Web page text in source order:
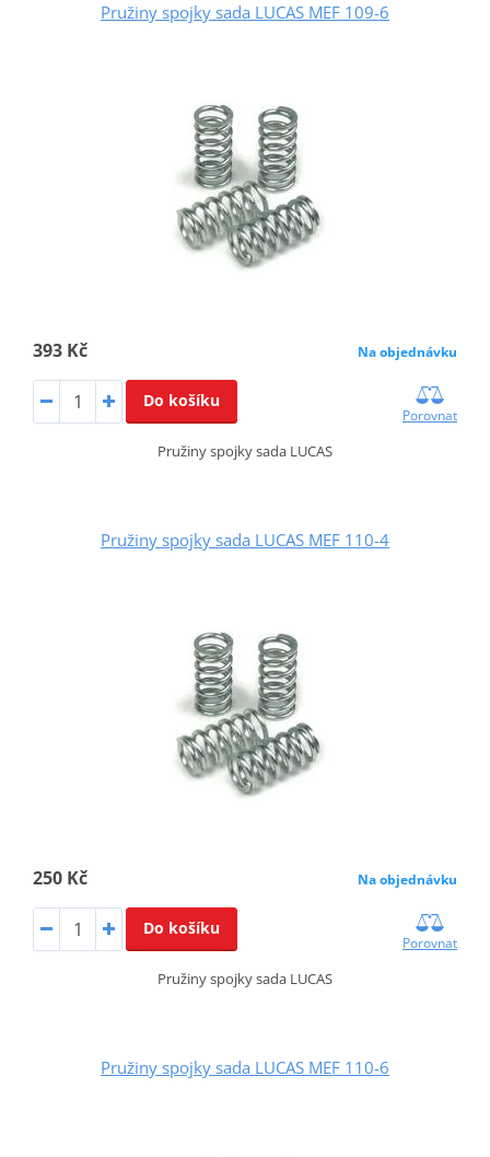
Pružiny spojky sada LUCAS MEF 109-6
393 Kč Na objednávku
Do košíku
Porovnat
Pružiny spojky sada LUCAS
Pružiny spojky sada LUCAS MEF 110-4
250 Kč Na objednávku
Do košíku
Porovnat
Pružiny spojky sada LUCAS
Pružiny spojky sada LUCAS MEF 110-6